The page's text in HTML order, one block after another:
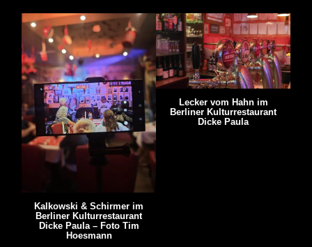
Kalkowski & Schirmer im
Berliner Kulturrestaurant
Dicke Paula – Foto Tim
Hoesmann
Lecker vom Hahn im
Berliner Kulturrestaurant
Dicke Paula